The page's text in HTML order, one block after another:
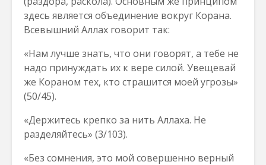
здесь является объединение вокруг Корана.
Всевышний Аллах говорит так:
«Нам лучше знать, что они говорят, а тебе не
надо принуждать их к вере силой. Увещевай
же Кораном тех, кто страшится моей угрозы»
(50/45).
«Держитесь крепко за нить Аллаха. Не
разделяйтесь» (3/103).
«Без сомнения, это мой совершенно верный